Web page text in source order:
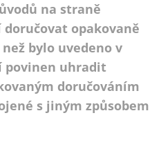
na straně
opakovaně
bylo uvedeno v
povinen uhradit
doručováním
s jiným způsobem